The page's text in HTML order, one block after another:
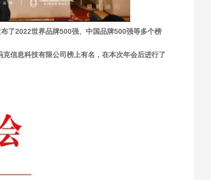
了2022世界品牌500强、中国品牌500强等多个榜
信息科技有限公司榜上有名，在本次年会后进行了